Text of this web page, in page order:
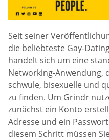
Seit seiner
die beliebteste Gay-
handelt sich um eine
Networking-Anwendung,
schwule, bisexuelle und
zu finden. Um Grindr
zunächst ein Konto
Adresse und ein
diesem Schritt müssen